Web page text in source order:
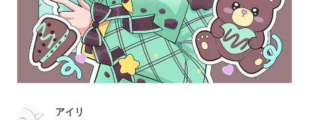
アイリ